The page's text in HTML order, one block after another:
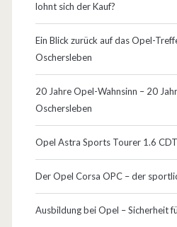
lohnt sich der Kauf?
Ein Blick zurück auf das Opel-
Oschersleben
20 Jahre Opel-Wahnsinn – 20
Oschersleben
Opel Astra Sports Tourer 1.6
Der Opel Corsa OPC – der
Ausbildung bei Opel – Sicherheit